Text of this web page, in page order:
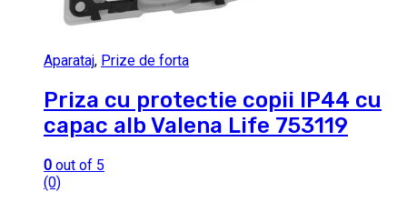
Aparataj, Prize de forta
Priza cu protectie copii IP44 cu
capac alb Valena Life 753119
0 out of 5
(0)